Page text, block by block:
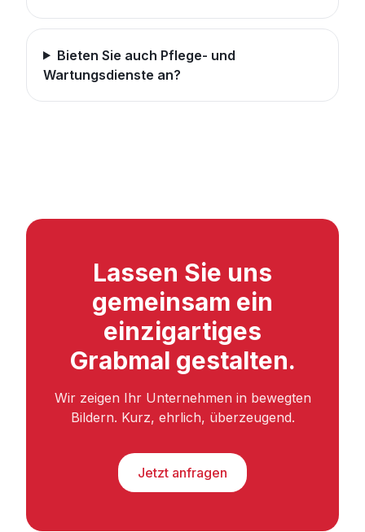
Bieten Sie auch Pflege- und
Wartungsdienste an?
Lassen Sie uns
gemeinsam ein
einzigartiges
Grabmal gestalten.
Wir zeigen Ihr Unternehmen in bewegten
Bildern. Kurz, ehrlich, überzeugend.
Jetzt anfragen